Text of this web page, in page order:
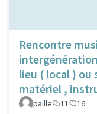
Rencontre
lieu ( local )
matériel ,
paille 11 16